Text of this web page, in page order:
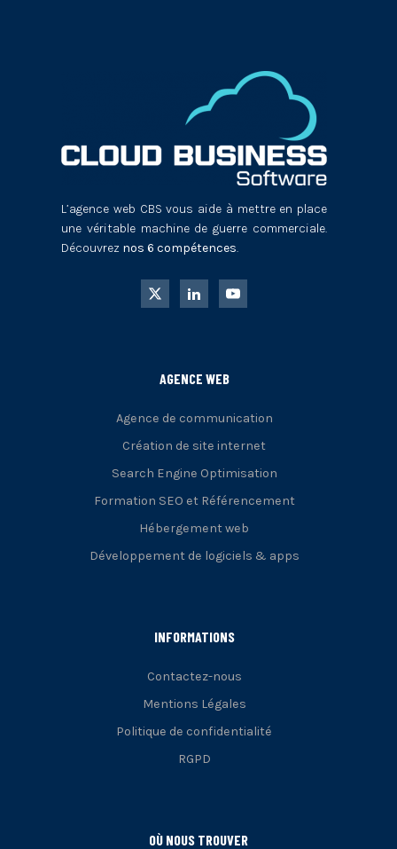
L’agence web CBS vous aide à mettre en place
une véritable machine de guerre commerciale.
Découvrez nos 6 compétences.
AGENCE WEB
Agence de communication
Création de site internet
Search Engine Optimisation
Formation SEO et Référencement
Hébergement web
Développement de logiciels & apps
INFORMATIONS
Contactez-nous
Mentions Légales
Politique de confidentialité
RGPD
OÙ NOUS TROUVER